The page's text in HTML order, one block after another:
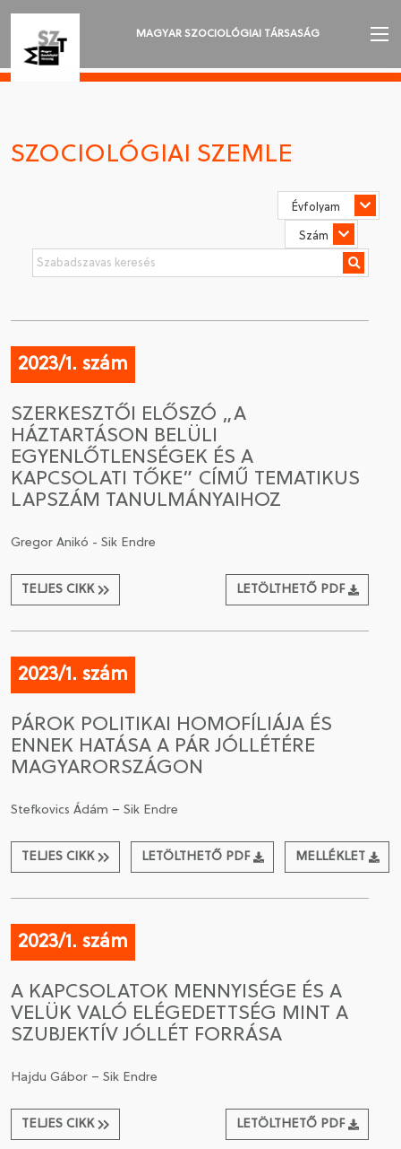
MAGYAR SZOCIOLÓGIAI TÁRSASÁG
SZOCIOLÓGIAI SZEMLE
CSATLAKOZÁS A TÁRSASÁGHOZ / MEGÚJÍTOM A
TAGSÁGOMAT
SZOCIOLÓGIAI SZEMLE
2023/1. szám
SZERKESZTŐI ELŐSZÓ „A
HÁZTARTÁSON BELÜLI
EGYENLŐTLENSÉGEK ÉS A
KAPCSOLATI TŐKE” CÍMŰ TEMATIKUS
LAPSZÁM TANULMÁNYAIHOZ
Gregor Anikó - Sik Endre
TELJES CIKK LETÖLTHETŐ PDF
2023/1. szám
PÁROK POLITIKAI HOMOFÍLIÁJA ÉS
ENNEK HATÁSA A PÁR JÓLLÉTÉRE
MAGYARORSZÁGON
Stefkovics Ádám – Sik Endre
TELJES CIKK LETÖLTHETŐ PDF MELLÉKLET
2023/1. szám
A KAPCSOLATOK MENNYISÉGE ÉS A
VELÜK VALÓ ELÉGEDETTSÉG MINT A
SZUBJEKTÍV JÓLLÉT FORRÁSA
Hajdu Gábor – Sik Endre
TELJES CIKK LETÖLTHETŐ PDF